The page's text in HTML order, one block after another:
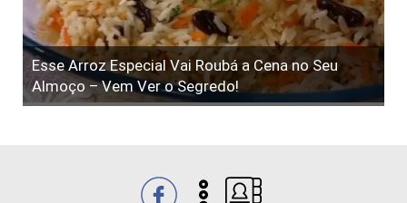
Esse Arroz Especial Vai Roubá a Cena no Seu
Almoço – Vem Ver o Segredo!